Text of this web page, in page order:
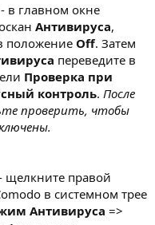
- в главном окне
Антивируса,
положение Off. Затем
переведите в
Проверка при
контроль. После
проверить, чтобы
щелкните правой
в системном трее
Антивируса =>